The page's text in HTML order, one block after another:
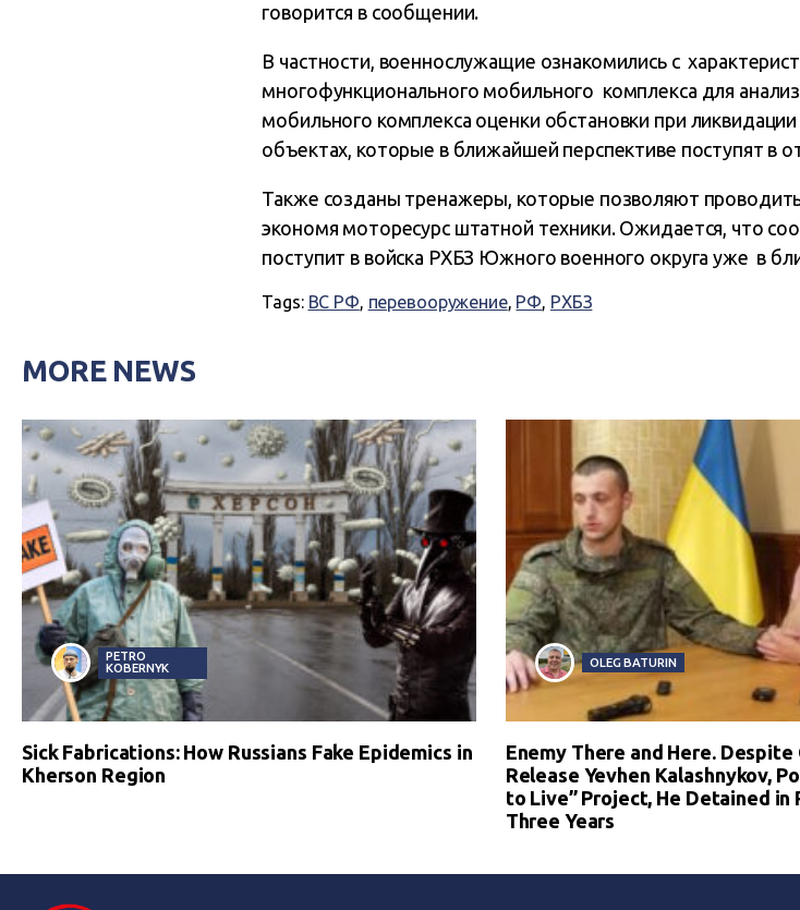
говорится в сообщении.
В частности, военнослужащие ознакомились с
многофункционального мобильного комплекса для
мобильного комплекса оценки обстановки при
объектах, которые в ближайшей перспективе поступят
Также созданы тренажеры, которые позволяют
экономя моторесурс штатной техники. Ожидается, что
поступит в войска РХБЗ Южного военного округа уже в
Tags: ВС РФ, перевооружение, РФ, РХБЗ
MORE NEWS
PETRO
KOBERNYK
Sick Fabrications: How Russians Fake Epidemics in
Kherson Region
OLEG BATURIN
Enemy There and Here.
Release Yevhen Kalashnykov,
to Live” Project, He Detained in
Three Years